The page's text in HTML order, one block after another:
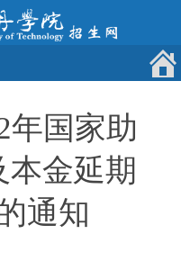
年国家助
金延期
通知